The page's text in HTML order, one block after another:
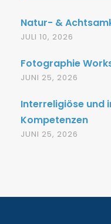
Natur- &
JULI 10, 2026
Fotographie
JUNI 25, 2026
Interreligiöse und
Kompetenzen
JUNI 25, 2026